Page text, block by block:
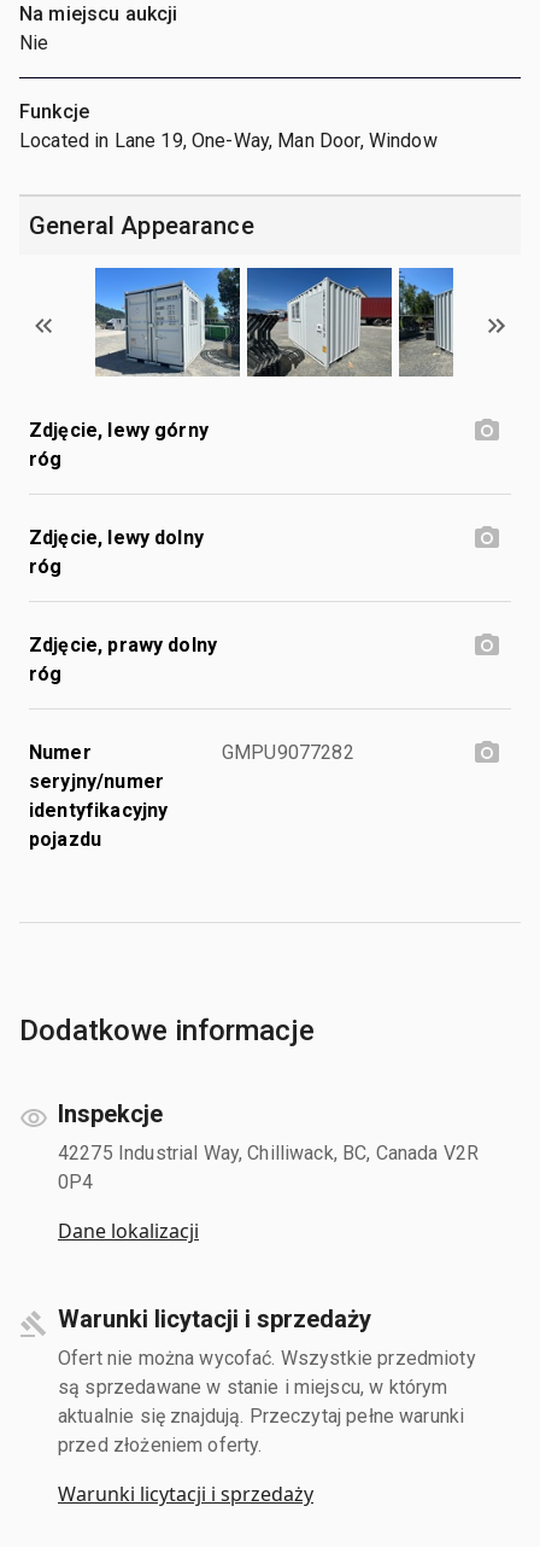
Na miejscu aukcji
Nie
Funkcje
Located in Lane 19, One-Way, Man Door, Window
General Appearance
Zdjęcie, lewy górny
róg
Zdjęcie, lewy dolny
róg
Zdjęcie, prawy dolny
róg
Numer
seryjny/numer
identyfikacyjny
pojazdu
GMPU9077282
Dodatkowe informacje
Inspekcje
42275 Industrial Way, Chilliwack, BC, Canada V2R
0P4
Dane lokalizacji
Warunki licytacji i sprzedaży
Ofert nie można wycofać. Wszystkie przedmioty
są sprzedawane w stanie i miejscu, w którym
aktualnie się znajdują. Przeczytaj pełne warunki
przed złożeniem oferty.
Warunki licytacji i sprzedaży